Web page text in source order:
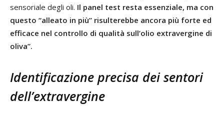
sensoriale degli oli. Il panel test resta essenziale, ma con
questo “alleato in più” risulterebbe ancora più forte ed
efficace nel controllo di qualità sull’olio extravergine di
oliva”.
Identificazione precisa dei sentori
dell’extravergine